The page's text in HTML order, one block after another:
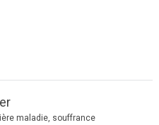
maladie, souffrance